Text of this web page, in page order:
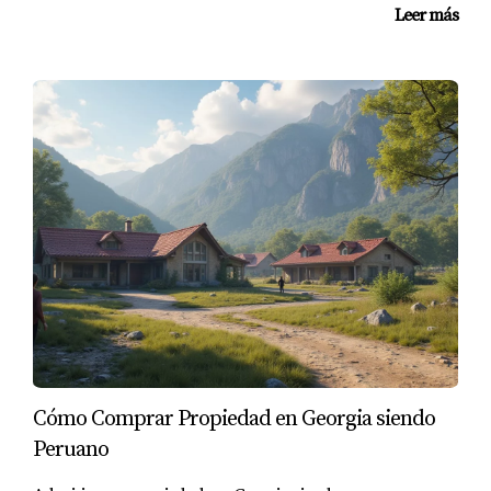
desafiante pero acogedor. Las oportunidades para
son increíbles. Además, Nashville tiene una cultura
vibrante que complementa perfectamente mi vida
académica."
Estudiante de la Universidad Estatal de
Middle Tennessee
"Lo que más me gusta de mi universidad es la
comunidad. Siempre hay eventos y actividades que
fomentan la interacción entre los estudiantes. Me
siento parte de algo grande aquí."
Estudiante de la Universidad de Memphis
"La Universidad de Memphis me ofreció una beca
Leer más
Cómo Comprar Propiedad en Georgia siendo
Peruano